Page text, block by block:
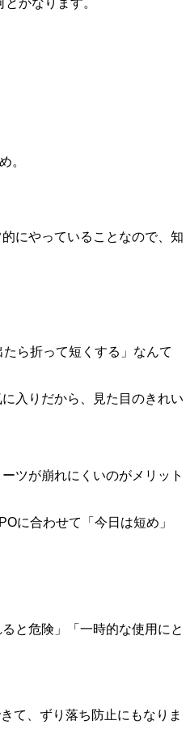
かなります。
。
にやっていることなので、知
ら折って短くする」なんて
入りだから、見た目のきれい
ツが崩れにくいのがメリット
に合わせて「今日は短め」
と危険」「一時的な使用にと
て、ずり落ち防止にもなりま